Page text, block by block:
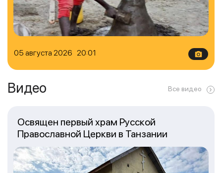
05 августа 2026 20:01
Видео Все видео
Освящен первый храм Русской
Православной Церкви в Танзании